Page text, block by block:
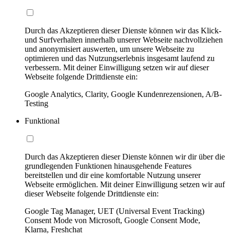
Durch das Akzeptieren dieser Dienste können wir das Klick-
und Surfverhalten innerhalb unserer Webseite nachvollziehen
und anonymisiert auswerten, um unsere Webseite zu
optimieren und das Nutzungserlebnis insgesamt laufend zu
verbessern. Mit deiner Einwilligung setzen wir auf dieser
Webseite folgende Drittdienste ein:
Google Analytics, Clarity, Google Kundenrezensionen, A/B-
Testing
Funktional
Durch das Akzeptieren dieser Dienste können wir dir über die
grundlegenden Funktionen hinausgehende Features
bereitstellen und dir eine komfortable Nutzung unserer
Webseite ermöglichen. Mit deiner Einwilligung setzen wir auf
dieser Webseite folgende Drittdienste ein:
Google Tag Manager, UET (Universal Event Tracking)
Consent Mode von Microsoft, Google Consent Mode,
Klarna, Freshchat